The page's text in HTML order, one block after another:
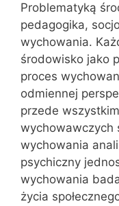
Problematyką
pedagogika,
wychowania.
środowisko jako
proces
odmiennej
przede
wychowawczych
wychowania
psychiczny
wychowania
życia